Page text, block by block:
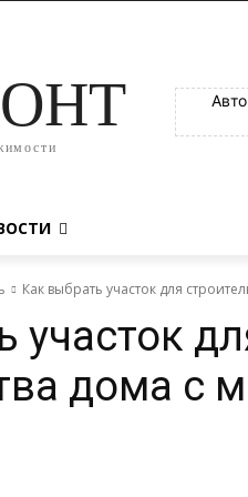
Как выбрать участок для
участок
дома с